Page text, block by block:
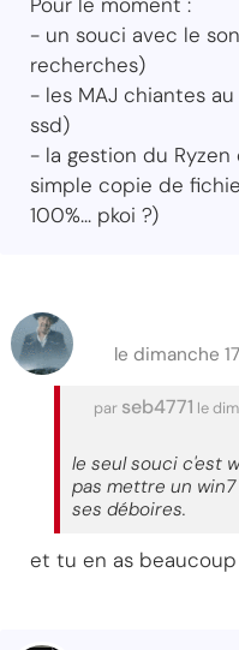
- un souci avec le
recherches)
- les MAJ chiantes
ssd)
- la gestion du
simple copie de
100%... pkoi ?)
le dimanche
par seb4771 le
le seul souci c'est
pas mettre un
ses déboires.
et tu en as beaucoup